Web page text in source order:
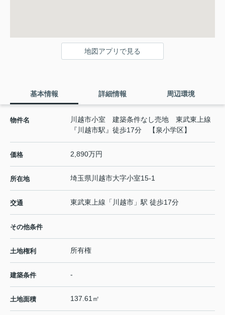
地図アプリで見る
基本情報 詳細情報 周辺環境
物件名
川越市小室 建築条件なし売地 東武東上線
『川越市駅』徒歩17分 【泉小学区】
価格 2,890万円
所在地 埼玉県 川越市大字小室15-1
交通 東武東上線 「 川越市 」駅 徒歩17分
その他条件
土地権利 所有権
建築条件 -
土地面積 137.61㎡